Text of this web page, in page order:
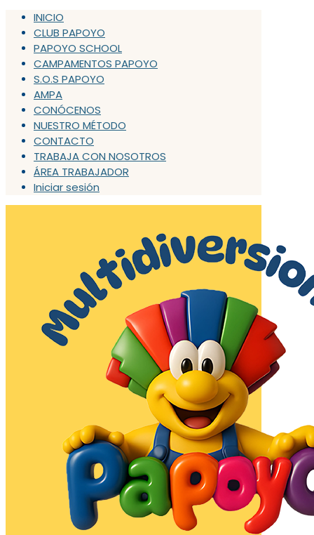
INICIO
CLUB PAPOYO
PAPOYO SCHOOL
CAMPAMENTOS PAPOYO
S.O.S PAPOYO
AMPA
CONÓCENOS
NUESTRO MÉTODO
CONTACTO
TRABAJA CON NOSOTROS
ÁREA TRABAJADOR
Iniciar sesión